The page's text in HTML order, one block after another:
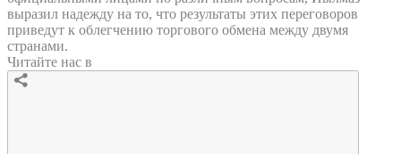
выразил надежду на то, что результаты этих переговоров
приведут к облегчению торгового обмена между двумя
странами.
Читайте нас в